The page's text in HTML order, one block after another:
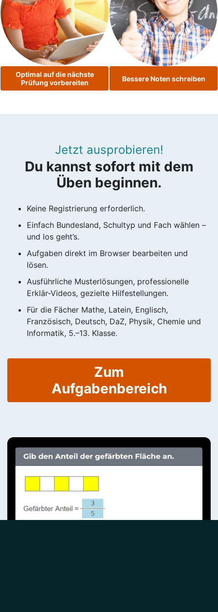
Optimal auf die nächste
Prüfung vorbereiten
Bessere Noten schreiben
Jetzt ausprobieren!
Du kannst sofort mit dem
Üben beginnen.
Keine Registrierung erforderlich.
Einfach Bundesland, Schultyp und Fach wählen –
und los geht’s.
Aufgaben direkt im Browser bearbeiten und
lösen.
Ausführliche Musterlösungen, professionelle
Erklär-Videos, gezielte Hilfestellungen.
Für die Fächer Mathe, Latein, Englisch,
Französisch, Deutsch, DaZ, Physik, Chemie und
Informatik, 5.–13. Klasse.
Zum
Aufgabenbereich